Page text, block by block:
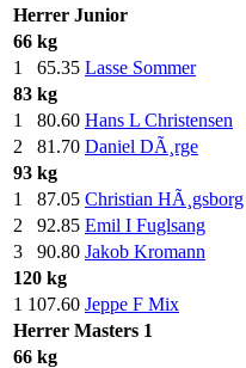
Herrer Junior
66 kg
1
65.35 Lasse Sommer
83 kg
1
80.60 Hans L Christensen
2
81.70 Daniel DÃ¸rge
93 kg
1
87.05 Christian HÃ¸gsborg
2
92.85 Emil I Fuglsang
3
90.80 Jakob Kromann
120 kg
1 107.60 Jeppe F Mix
Herrer Masters 1
66 kg